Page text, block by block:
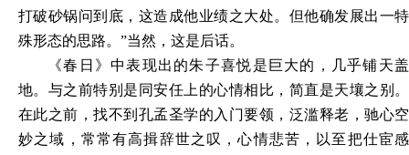
打破砂锅问到底，这造成他业绩之大处。但他确发展出一特
殊形态的思路。”当然，这是后话。
《春日》中表现出的朱子喜悦是巨大的，几乎铺天盖
地。与之前特别是同安任上的心情相比，简直是天壤之别。
在此之前，找不到孔孟圣学的入门要领，泛滥释老，驰心空
妙之域，常常有高揖辞世之叹，心情悲苦，以至把仕宦感